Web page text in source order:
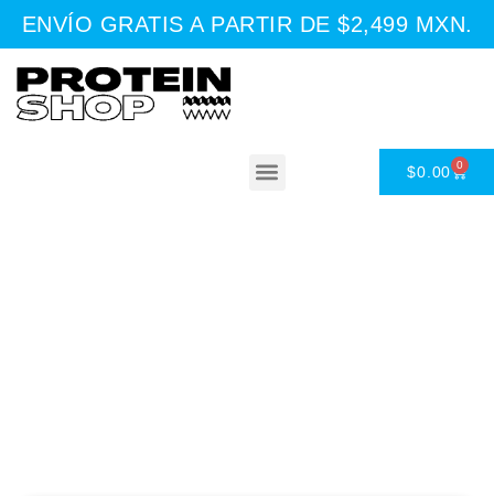
ENVÍO GRATIS A PARTIR DE $2,499 MXN.
$0.00 0